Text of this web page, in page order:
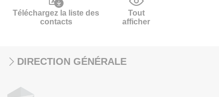
Téléchargez la liste des
contacts
Tout
afficher
DIRECTION GÉNÉRALE